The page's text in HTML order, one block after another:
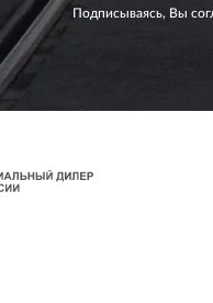
Подписываясь, Вы